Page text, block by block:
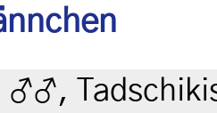
♂♂,